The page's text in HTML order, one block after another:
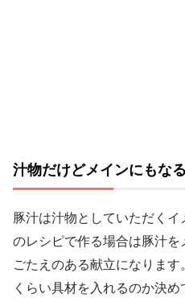
汁物だけどメインにもな
豚汁は汁物としていただく
のレシピで作る場合は豚汁
ごたえのある献立になりま
くらい具材を入れるのか決